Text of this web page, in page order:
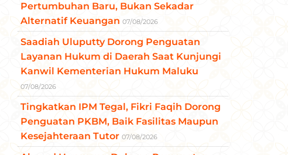
Pertumbuhan Baru, Bukan Sekadar
Alternatif Keuangan 07/08/2026
Saadiah Uluputty Dorong Penguatan
Layanan Hukum di Daerah Saat Kunjungi
Kanwil Kementerian Hukum Maluku
07/08/2026
Tingkatkan IPM Tegal, Fikri Faqih Dorong
Penguatan PKBM, Baik Fasilitas Maupun
Kesejahteraan Tutor 07/08/2026